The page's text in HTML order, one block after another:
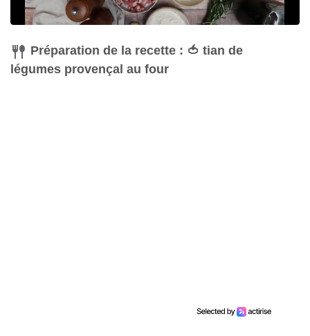
Préparation de la recette : 🍅 tian de
légumes provençal au four